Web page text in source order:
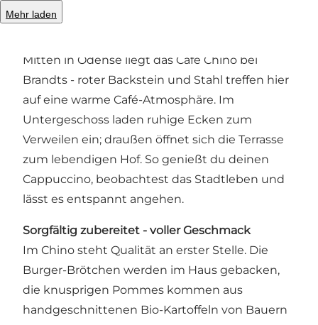
Mehr laden
Gemütlich zwischen Backstein und
Mitten in Odense liegt das Café Chino bei
Brandts - roter Backstein und Stahl treffen hier
auf eine warme Café-Atmosphäre. Im
Untergeschoss laden ruhige Ecken zum
Verweilen ein; draußen öffnet sich die Terrasse
zum lebendigen Hof. So genießt du deinen
Cappuccino, beobachtest das Stadtleben und
lässt es entspannt angehen.
Sorgfältig zubereitet - voller Geschmack
Im Chino steht Qualität an erster Stelle. Die
Burger-Brötchen werden im Haus gebacken,
die knusprigen Pommes kommen aus
handgeschnittenen Bio-Kartoffeln von Bauern